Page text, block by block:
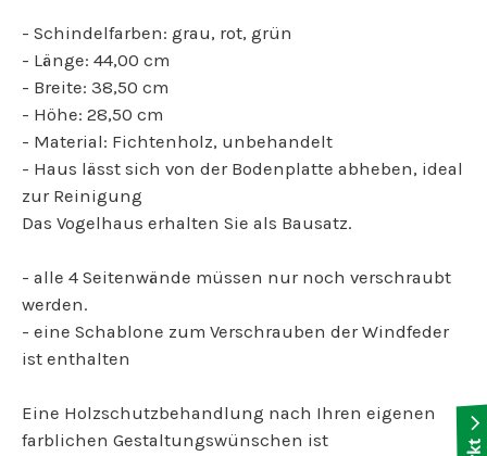
- Schindelfarben: grau, rot, grün
- Länge: 44,00 cm
- Breite: 38,50 cm
- Höhe: 28,50 cm
- Material: Fichtenholz, unbehandelt
- Haus lässt sich von der Bodenplatte abheben, ideal
zur Reinigung
Das Vogelhaus erhalten Sie als Bausatz.
- alle 4 Seitenwände müssen nur noch verschraubt
werden.
- eine Schablone zum Verschrauben der Windfeder
ist enthalten
Eine Holzschutzbehandlung nach Ihren eigenen
farblichen Gestaltungswünschen ist